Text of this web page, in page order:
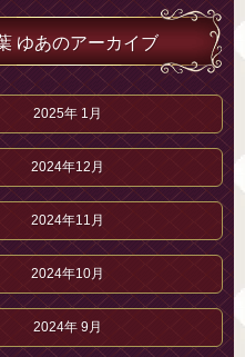
ゆあのアーカイブ
2025年 1月
2024年12月
2024年11月
2024年10月
2024年 9月